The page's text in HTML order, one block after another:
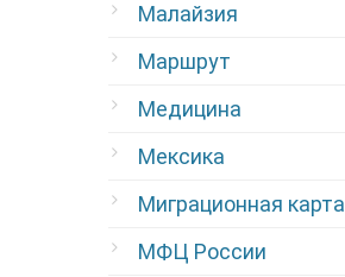
Малайзия
Маршрут
Медицина
Мексика
Миграционная карта
МФЦ России